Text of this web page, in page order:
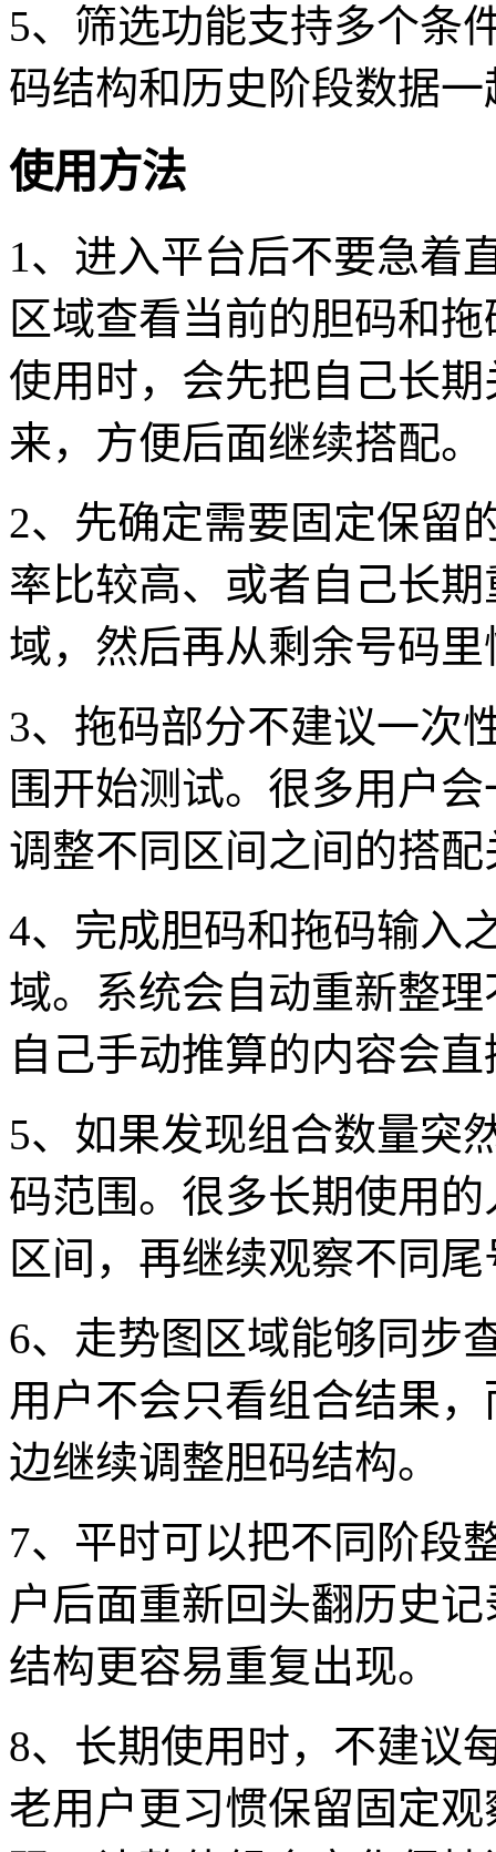
5、筛选功能支持多个条
码结构和历史阶段数据
使用方法
1、进入平台后不要急着
区域查看当前的胆码和
使用时，会先把自己长
来，方便后面继续搭配。
2、先确定需要固定保留
率比较高、或者自己长
域，然后再从剩余号码
3、拖码部分不建议一次
围开始测试。很多用户
调整不同区间之间的搭配
4、完成胆码和拖码输入
域。系统会自动重新整
自己手动推算的内容会
5、如果发现组合数量突
码范围。很多长期使用
区间，再继续观察不同
6、走势图区域能够同步
用户不会只看组合结果
边继续调整胆码结构。
7、平时可以把不同阶段
户后面重新回头翻历史
结构更容易重复出现。
8、长期使用时，不建议
老用户更习惯保留固定